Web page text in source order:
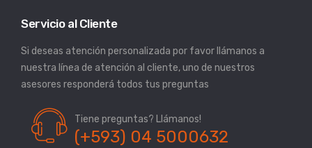
Servicio al Cliente
Si deseas atención personalizada por favor llámanos a
nuestra línea de atención al cliente, uno de nuestros
asesores responderá todos tus preguntas
Tiene preguntas? Llámanos!
(+593) 04 5000632